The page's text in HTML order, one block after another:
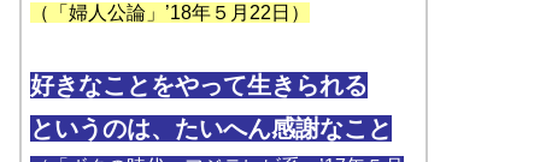
（「婦人公論」’18年５月22日）
好きなことをやって生きられる
というのは、たいへん感謝なこと